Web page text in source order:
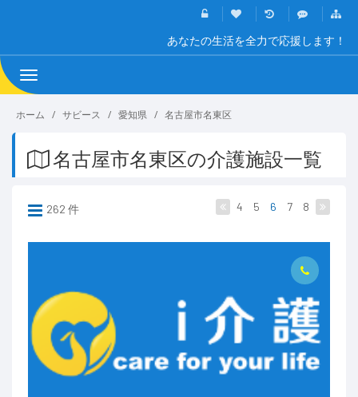
あなたの生活を全力で応援します！
Toggle
navigation
ホーム サビース 愛知県 名古屋市名東区
名古屋市名東区の介護施設一覧
262 件 4 5 6 7 8